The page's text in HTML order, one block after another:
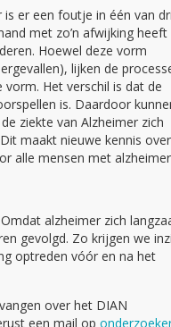
er een foutje in één van
met zo’n afwijking heeft
Hoewel deze vorm
lijken de
Het verschil is dat de
is. Daardoor
ziekte van Alzheimer zich
maakt nieuwe kennis
alle mensen met
alzheimer zich
gevolgd. Zo krijgen we
optreden vóór en na het
over het DIAN
een mail op